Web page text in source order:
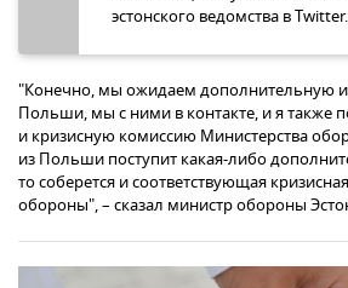
эстонского ведомства в Twitter.
"Конечно, мы ожидаем дополнительную
Польши, мы с ними в контакте, и я также
и кризисную комиссию Министерства
из Польши поступит какая-либо
то соберется и соответствующая
обороны", – сказал министр обороны